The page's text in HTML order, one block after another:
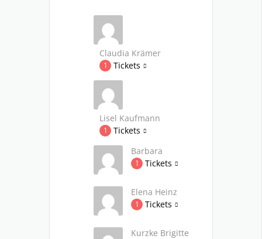
Claudia Krämer
1 Tickets
Lisel Kaufmann
1
Tickets
Barbara
1 Tickets
Elena Heinz
1 Tickets
Kurzke Brigitte